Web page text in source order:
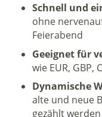
Schnell und
ohne
Feierabend
Geeignet für
wie EUR, GBP,
Dynamische
alte und neue
gezählt werden